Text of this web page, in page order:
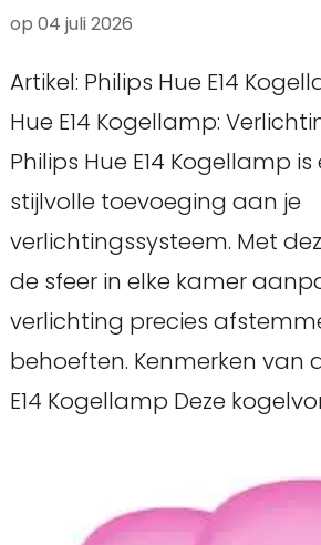
op 04 juli 2026
Artikel: Philips Hue E14
Hue E14 Kogellamp:
Philips Hue E14 Kogellamp
stijlvolle toevoeging aan je
verlichtingssysteem. Met
de sfeer in elke kamer
verlichting precies
behoeften. Kenmerken van
E14 Kogellamp Deze